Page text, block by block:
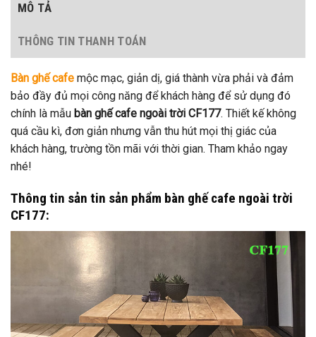
MÔ TẢ
THÔNG TIN THANH TOÁN
Bàn ghế cafe mộc mạc, giản dị, giá thành vừa phải và đảm
bảo đầy đủ mọi công năng để khách hàng để sử dụng đó
chính là mẫu bàn ghế cafe ngoài trời CF177. Thiết kế không
quá cầu kì, đơn giản nhưng vẫn thu hút mọi thị giác của
khách hàng, trường tồn mãi với thời gian. Tham khảo ngay
nhé!
Thông tin sản tin sản phẩm bàn ghế cafe ngoài trời
CF177: